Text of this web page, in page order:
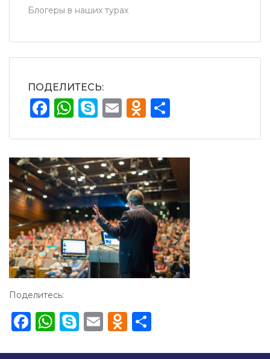
Блогеры в наших турах
ПОДЕЛИТЕСЬ:
Facebook
WhatsApp
Skype
Email
Поделитесь:
Facebook
WhatsApp
Skype
EmailOdnoklassniki